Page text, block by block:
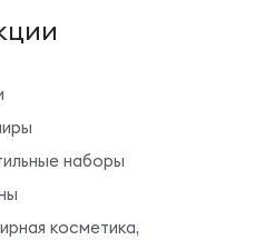
наборы
косметика,